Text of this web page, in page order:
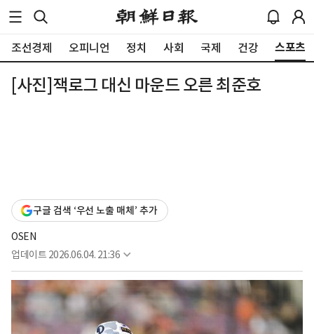
조선경제 오피니언 정치 사회 국제 건강 스포츠
[사진]잭로그 대신 마운드 오른 최준호
구글 검색 ‘우선 노출 매체’ 추가
OSEN
업데이트 2026.06.04. 21:36